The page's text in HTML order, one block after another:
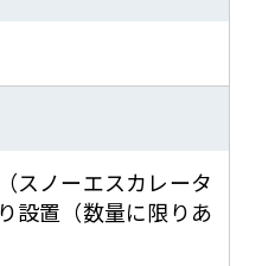
スノーエスカレータ
設置（数量に限りあ